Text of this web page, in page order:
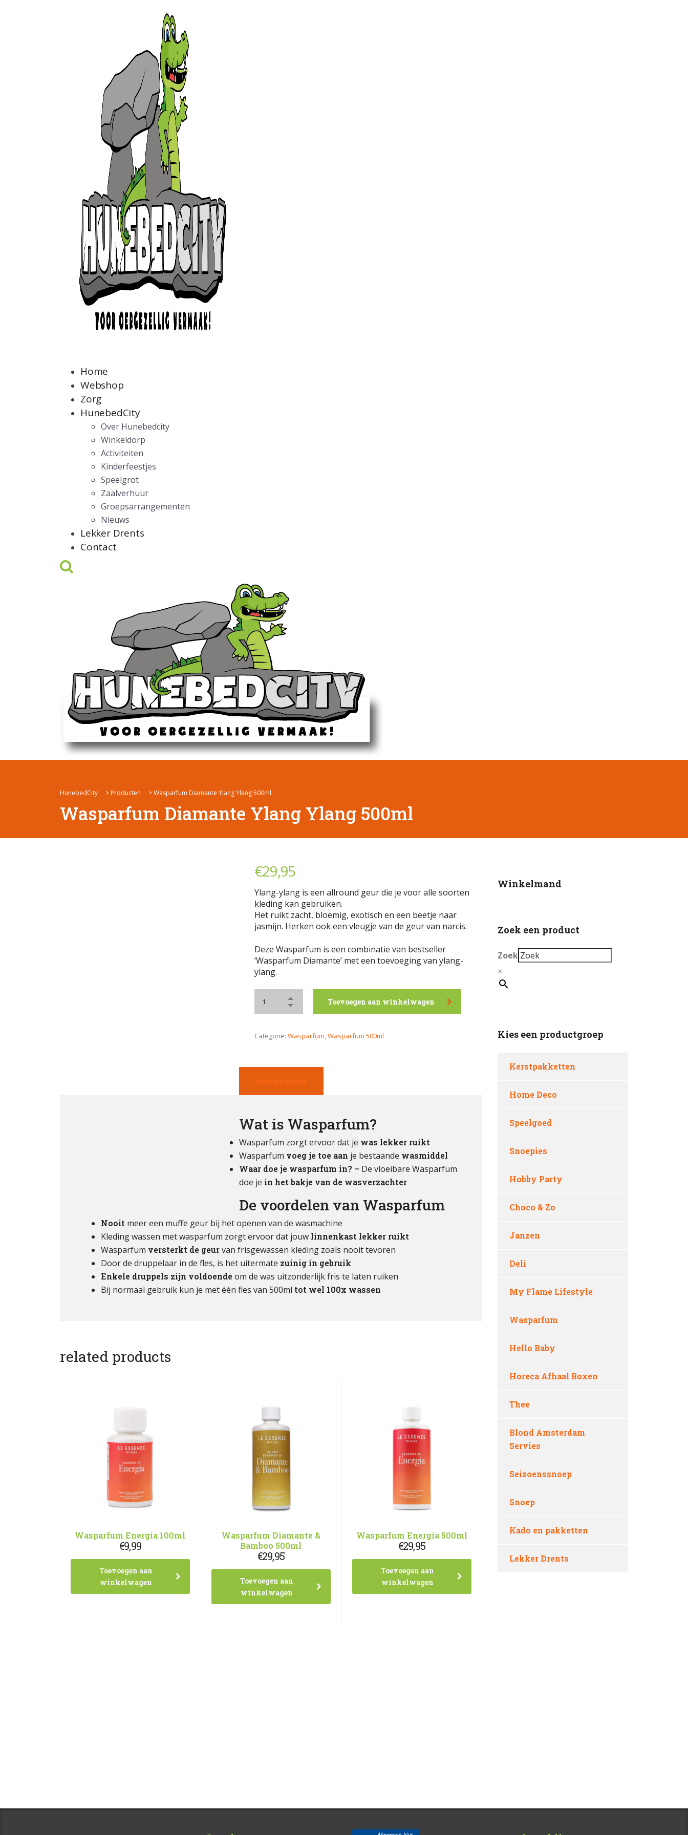
Home
Webshop
Zorg
HunebedCity
Over Hunebedcity
Winkeldorp
Activiteiten
Kinderfeestjes
Speelgrot
Zaalverhuur
Groepsarrangementen
Nieuws
Lekker Drents
Contact
HunebedCity > Producten >Wasparfum Diamante Ylang Ylang 500ml
Wasparfum Diamante Ylang Ylang 500ml
€29,95
Ylang-ylang is een allround geur die je voor alle soorten
kleding kan gebruiken.
Het ruikt zacht, bloemig, exotisch en een beetje naar
jasmijn. Herken ook een vleugje van de geur van narcis.
Deze Wasparfum is een combinatie van bestseller
‘Wasparfum Diamante’ met een toevoeging van ylang-
ylang.
Toevoegen aan winkelwagen
Categorie: Wasparfum,Wasparfum 500ml
Wat is Wasparfum?
Wasparfum zorgt ervoor dat je was lekker ruikt
Wasparfum voeg je toe aan je bestaande wasmiddel
Waar doe je wasparfum in? – De vloeibare Wasparfum
doe je in het bakje van de wasverzachter
De voordelen van Wasparfum
Nooit meer een muffe geur bij het openen van de wasmachine
Kleding wassen met wasparfum zorgt ervoor dat jouw linnenkast lekker ruikt
Wasparfum versterkt de geurvan frisgewassen kleding zoals nooit tevoren
Door de druppelaar in de fles, is het uitermate zuinig in gebruik
Enkele druppels zijn voldoendeom de was uitzonderlijk fris te laten ruiken
Bij normaal gebruik kun je met één fles van 500ml tot wel 100x wassen
related products
Wasparfum Energia 100ml
€9,99
Toevoegen aan
winkelwagen
Wasparfum Diamante &
Bamboo 500ml
€29,95
Toevoegen aan
winkelwagen
Wasparfum Energia 500ml
€29,95
Toevoegen aan
winkelwagen
Winkelmand
Zoek een product
Zoek
×
Kies een productgroep
Kerstpakketten
Home Deco
Speelgoed
Snoepies
Hobby Party
Choco & Zo
Janzen
Deli
My Flame Lifestyle
Wasparfum
Hello Baby
Horeca Afhaal Boxen
Thee
Blond Amsterdam
Servies
Seizoenssnoep
Snoep
Kado en pakketten
Lekker Drents